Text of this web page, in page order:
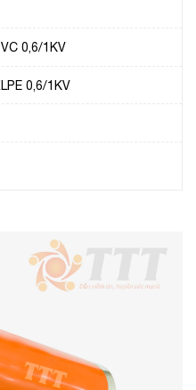
0,6/1KV
0,6/1KV